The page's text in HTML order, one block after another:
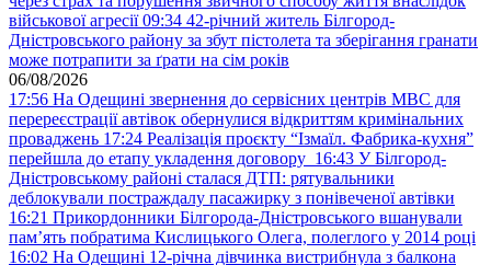
військової агресії 09:34 42-річний житель Білгород-
Дністровського району за збут пістолета та зберігання гранати
може потрапити за ґрати на сім років
06/08/2026
17:56 На Одещині звернення до сервісних центрів МВС для
перереєстрації автівок обернулися відкриттям кримінальних
проваджень 17:24 Реалізація проєкту “Ізмаїл. Фабрика-кухня”
перейшла до етапу укладення договору 16:43 У Білгород-
Дністровському районі сталася ДТП: рятувальники
деблокували постраждалу пасажирку з понівеченої автівки
16:21 Прикордонники Білгорода-Дністровського вшанували
пам’ять побратима Кислицького Олега, полеглого у 2014 році
16:02 На Одещині 12-річна дівчинка вистрибнула з балкона